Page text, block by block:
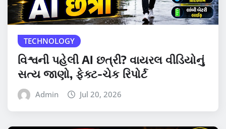
TECHNOLOGY
વિશ્વની પહેલી AI છત્રી? વાયરલ વીડિયોનું
સત્ય જાણો, ફેક્ટ-ચેક રિપોર્ટ
Admin Jul 20, 2026